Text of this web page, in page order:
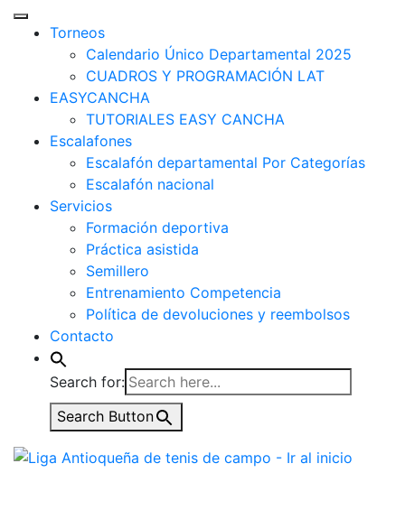
Torneos
Calendario Único Departamental 2025
CUADROS Y PROGRAMACIÓN LAT
EASYCANCHA
TUTORIALES EASY CANCHA
Escalafones
Escalafón departamental Por Categorías
Escalafón nacional
Servicios
Formación deportiva
Práctica asistida
Semillero
Entrenamiento Competencia
Política de devoluciones y reembolsos
Contacto
Search for:
Search Button